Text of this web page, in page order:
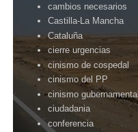
cambios necesarios
Castilla-La Mancha
Cataluña
cierre urgencias
cinismo de cospedal
cinismo del PP
cinismo gubernamental
ciudadania
conferencia